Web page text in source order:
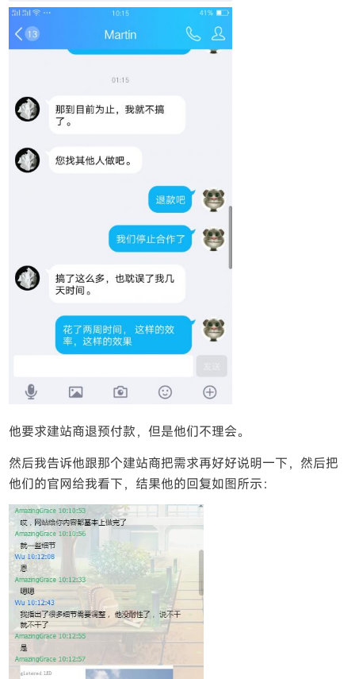
他要求建站商退预付款，但是他们不理会。
然后我告诉他跟那个建站商把需求再好好说明一下，然后把
他们的官网给我看下，结果他的回复如图所示：